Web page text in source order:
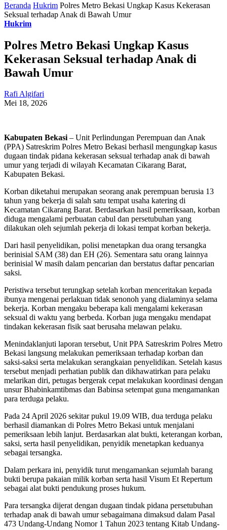
Beranda Hukrim Polres Metro Bekasi Ungkap Kasus Kekerasan
Seksual terhadap Anak di Bawah Umur
Hukrim
Polres Metro Bekasi Ungkap Kasus
Kekerasan Seksual terhadap Anak di
Bawah Umur
Rafi Algifari
Mei 18, 2026
Kabupaten Bekasi– Unit Perlindungan Perempuan dan Anak
(PPA) Satreskrim Polres Metro Bekasi berhasil mengungkap kasus
dugaan tindak pidana kekerasan seksual terhadap anak di bawah
umur yang terjadi di wilayah Kecamatan Cikarang Barat,
Kabupaten Bekasi.
Korban diketahui merupakan seorang anak perempuan berusia 13
tahun yang bekerja di salah satu tempat usaha katering di
Kecamatan Cikarang Barat. Berdasarkan hasil pemeriksaan, korban
diduga mengalami perbuatan cabul dan persetubuhan yang
dilakukan oleh sejumlah pekerja di lokasi tempat korban bekerja.
Dari hasil penyelidikan, polisi menetapkan dua orang tersangka
berinisial SAM (38) dan EH (26). Sementara satu orang lainnya
berinisial W masih dalam pencarian dan berstatus daftar pencarian
saksi.
Peristiwa tersebut terungkap setelah korban menceritakan kepada
ibunya mengenai perlakuan tidak senonoh yang dialaminya selama
bekerja. Korban mengaku beberapa kali mengalami kekerasan
seksual di waktu yang berbeda. Korban juga mengaku mendapat
tindakan kekerasan fisik saat berusaha melawan pelaku.
Menindaklanjuti laporan tersebut, Unit PPA Satreskrim Polres Metro
Bekasi langsung melakukan pemeriksaan terhadap korban dan
saksi-saksi serta melakukan serangkaian penyelidikan. Setelah kasus
tersebut menjadi perhatian publik dan dikhawatirkan para pelaku
melarikan diri, petugas bergerak cepat melakukan koordinasi dengan
unsur Bhabinkamtibmas dan Babinsa setempat guna mengamankan
para terduga pelaku.
Pada 24 April 2026 sekitar pukul 19.09 WIB, dua terduga pelaku
berhasil diamankan di Polres Metro Bekasi untuk menjalani
pemeriksaan lebih lanjut. Berdasarkan alat bukti, keterangan korban,
saksi, serta hasil penyelidikan, penyidik menetapkan keduanya
sebagai tersangka.
Dalam perkara ini, penyidik turut mengamankan sejumlah barang
bukti berupa pakaian milik korban serta hasil Visum Et Repertum
sebagai alat bukti pendukung proses hukum.
Para tersangka dijerat dengan dugaan tindak pidana persetubuhan
terhadap anak di bawah umur sebagaimana dimaksud dalam Pasal
473 Undang-Undang Nomor 1 Tahun 2023 tentang Kitab Undang-